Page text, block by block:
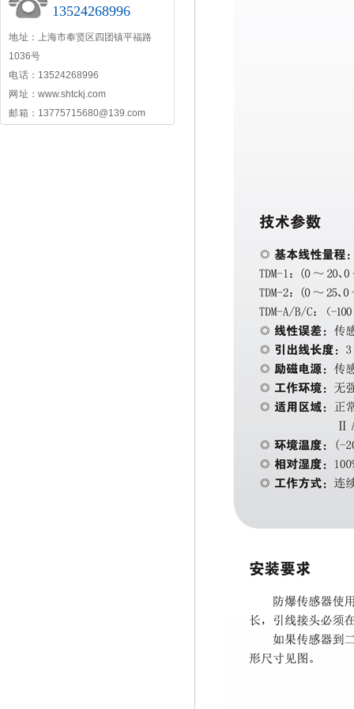
13524268996
地 址：上海市奉贤区四团镇平福路
1036号
电 话：13524268996
网 址：www.shtckj.com
邮 箱：13775715680@139.com